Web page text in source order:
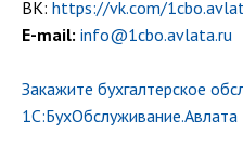
ВК: https://vk.com/
E-mail: info@1cbo.avlata.ru
Закажите бухгалтерское
1С:БухОбслуживание.Авлата